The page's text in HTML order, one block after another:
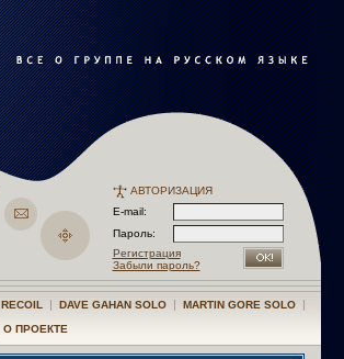
АВТОРИЗАЦИЯ
E-mail:
Пароль:
Регистрация
Забыли пароль?
RECOIL | DAVE GAHAN SOLO | MARTIN GORE SOLO |
О ПРОЕКТЕ